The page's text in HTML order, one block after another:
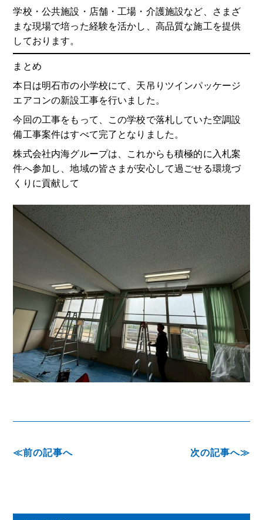
学校・公共施設・店舗・工場・介護施設など、さまざ
まな現場で培った経験を活かし、高品質な施工を提供
しております。
まとめ
本日は明石市の小学校にて、天吊りツインパッケージ
エアコンの新設工事を行いました。
今回の工事をもって、この学校で落札していた空調設
備工事案件はすべて完了となりました。
株式会社内海グループは、これからも積極的に入札案
件へ参加し、地域の皆さまが安心して過ごせる環境づ
くりに貢献して
前の記事へ 次の記事へ